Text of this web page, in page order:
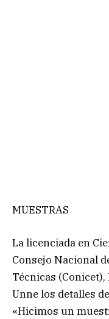
MUESTRAS
La licenciada en
Consejo Nacional
Técnicas
Unne los detalles
«Hicimos un